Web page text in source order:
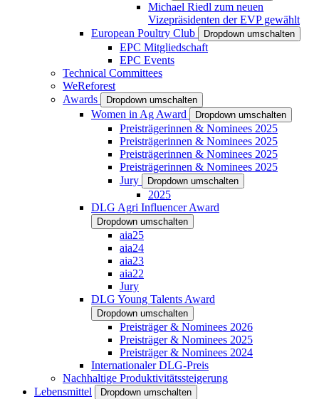
Michael Riedl zum neuen
Vizepräsidenten der EVP gewählt
European Poultry Club
Dropdown umschalten
EPC Mitgliedschaft
EPC Events
Technical Committees
WeReforest
Awards
Dropdown umschalten
Women in Ag Award Dropdown umschalten
Preisträgerinnen & Nominees 2025
Preisträgerinnen & Nominees 2025
Preisträgerinnen & Nominees 2025
Preisträgerinnen & Nominees 2025
Jury
Dropdown umschalten
2025
DLG Agri Influencer Award
Dropdown umschalten
aia25
aia24
aia23
aia22
Jury
DLG Young Talents Award
Dropdown umschalten
Preisträger & Nominees 2026
Preisträger & Nominees 2025
Preisträger & Nominees 2024
Internationaler DLG-Preis
Nachhaltige Produktivitätssteigerung
Lebensmittel
Dropdown umschalten